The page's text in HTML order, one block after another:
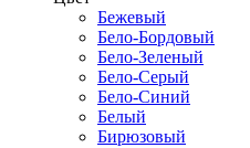
Бежевый
Бело-Бордовый
Бело-Зеленый
Бело-Серый
Бело-Синий
Белый
Бирюзовый